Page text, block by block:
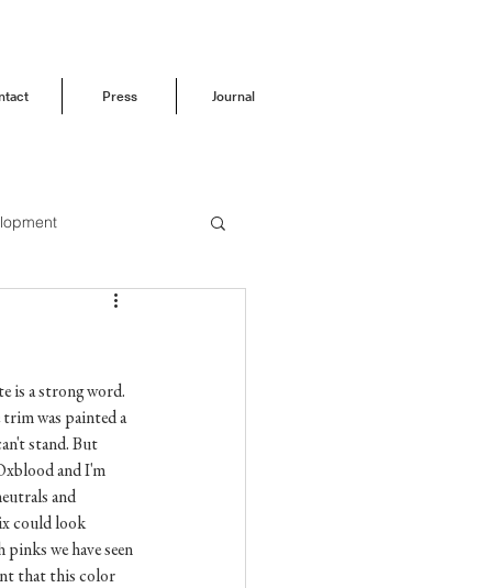
Press Journal
is a strong word.
was painted a
stand. But
and I'm
and
could look
we have seen
that this color